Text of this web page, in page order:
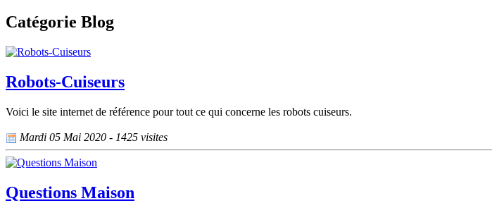
Catégorie Blog
Robots-Cuiseurs
Voici le site internet de référence pour tout ce qui concerne les robots cuiseurs.
Mardi 05 Mai 2020 - 1425 visites
Questions Maison